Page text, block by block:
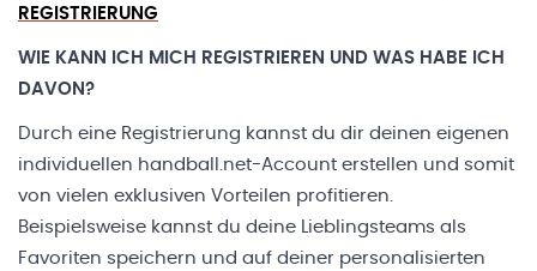
REGISTRIERUNG
WIE KANN ICH MICH REGISTRIEREN UND WAS HABE ICH
DAVON?
Durch eine Registrierung kannst du dir deinen eigenen
individuellen handball.net-Account erstellen und somit
von vielen exklusiven Vorteilen profitieren.
Beispielsweise kannst du deine Lieblingsteams als
Favoriten speichern und auf deiner personalisierten